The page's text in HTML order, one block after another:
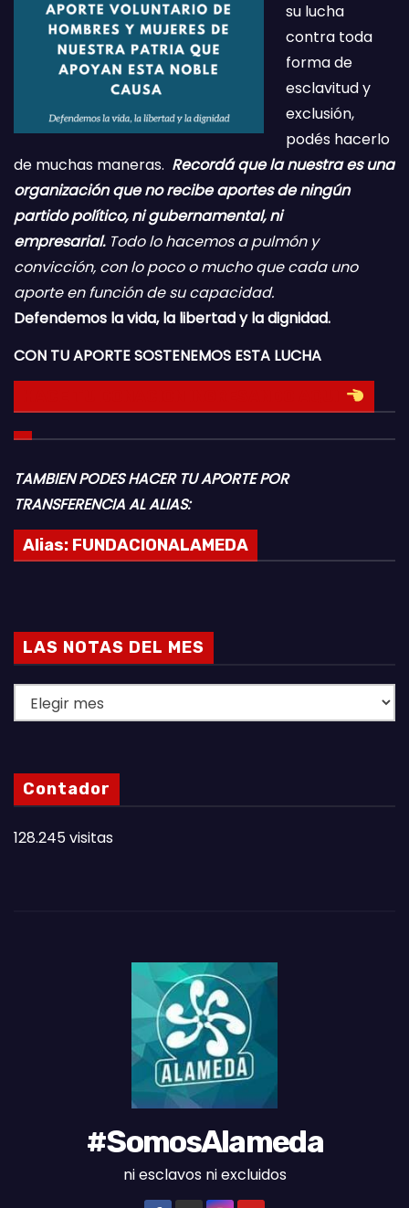
su lucha
contra toda
forma de
esclavitud y
exclusión,
podés hacerlo
de muchas maneras. Recordá que la nuestra es una
organización que no recibe aportes de ningún
partido político, ni gubernamental, ni
empresarial.Todo lo hacemos a pulmón y
convicción, con lo poco o mucho que cada uno
aporte en función de su capacidad.
Defendemos la vida, la libertad y la dignidad.
CON TU APORTE SOSTENEMOS ESTA LUCHA
TAMBIEN PODES HACER TU APORTE POR
TRANSFERENCIA AL ALIAS:
Alias: FUNDACIONALAMEDA
LAS NOTAS DEL MES
A
N
O
A
Contador
128.245 visitas
#SomosAlameda
ni esclavos ni excluidos